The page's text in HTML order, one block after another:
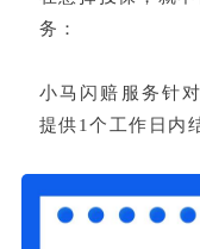
务：
小马闪赔服务针
提供1个工作日内